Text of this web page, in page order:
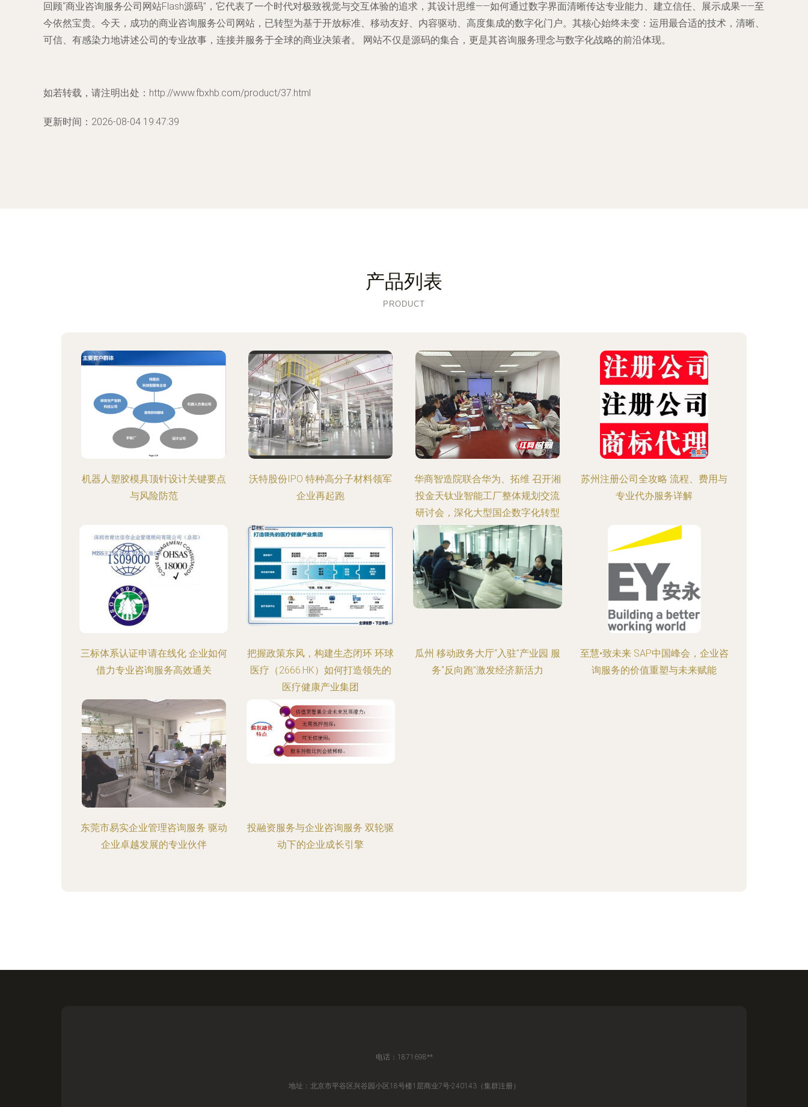
回顾“商业咨询服务公司网站Flash源码”，它代表了一个时代对极致视觉与交互体验的追求，其设计思维——如何通过数字界面清晰传达专业能力、建立信任、展示成果——至
今依然宝贵。今天，成功的商业咨询服务公司网站，已转型为基于开放标准、移动友好、内容驱动、高度集成的数字化门户。其核心始终未变： 运用最合适的技术，清晰、
可信、有感染力地讲述公司的专业故事，连接并服务于全球的商业决策者。
网站不仅是源码的集合，更是其咨询服务理念与数字化战略的前沿体现。
如若转载，请注明出处：http://www.fbxhb.com/product/37.html
更新时间：2026-08-04 19:47:39
产品列表
PRODUCT
机器人塑胶模具顶针设计关键要点
与风险防范
沃特股份IPO 特种高分子材料领军
企业再起跑
华商智造院联合华为、拓维 召开湘
投金天钛业智能工厂整体规划交流
研讨会，深化大型国企数字化转型
服务
苏州注册公司全攻略 流程、费用与
专业代办服务详解
三标体系认证申请在线化 企业如何
借力专业咨询服务高效通关
把握政策东风，构建生态闭环 环球
医疗（2666.HK）如何打造领先的
医疗健康产业集团
瓜州 移动政务大厅“入驻”产业园 服
务“反向跑”激发经济新活力
至慧•致未来 SAP中国峰会，企业咨
询服务的价值重塑与未来赋能
东莞市易实企业管理咨询服务 驱动
企业卓越发展的专业伙伴
投融资服务与企业咨询服务 双轮驱
动下的企业成长引擎
电话：1871698**
地址：北京市平谷区兴谷园小区18号楼1层商业7号-240143（集群注册）